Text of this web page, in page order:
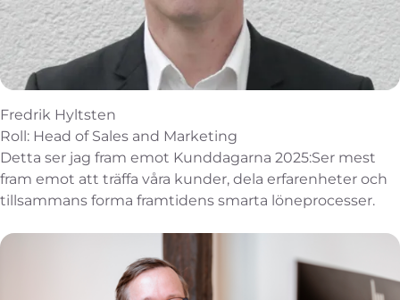
Fredrik Hyltsten
Roll: Head of Sales and Marketing
Detta ser jag fram emot Kunddagarna 2025:Ser mest
fram emot att träffa våra kunder, dela erfarenheter och
tillsammans forma framtidens smarta löneprocesser.